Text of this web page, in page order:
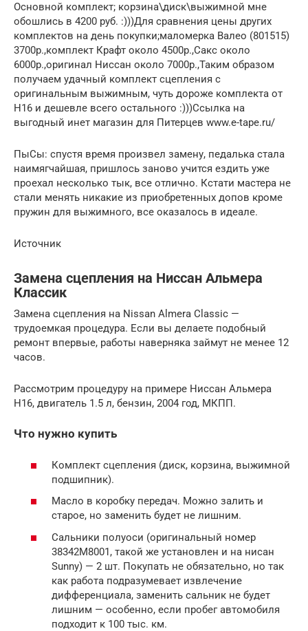
Основной комплект; корзина\диск\выжимной мне
обошлись в 4200 руб. :)))Для сравнения цены других
комплектов на день покупки;маломерка Валео (801515)
3700р.,комплект Крафт около 4500р.,Сакс около
6000р.,оригинал Ниссан около 7000р.,Таким образом
получаем удачный комплект сцепления с
оригинальным выжимным, чуть дороже комплекта от
Н16 и дешевле всего остального :)))Ссылка на
выгодный инет магазин для Питерцев www.e-tape.ru/
ПыСы: спустя время произвел замену, педалька стала
наимягчайшая, пришлось заново учится ездить уже
проехал несколько тык, все отлично. Кстати мастера не
стали менять никакие из приобретенных допов кроме
пружин для выжимного, все оказалось в идеале.
Источник
Замена сцепления на Ниссан Альмера
Классик
Замена сцепления на Nissan Almera Classic —
трудоемкая процедура. Если вы делаете подобный
ремонт впервые, работы наверняка займут не менее 12
часов.
Рассмотрим процедуру на примере Ниссан Альмера
Н16, двигатель 1.5 л, бензин, 2004 год, МКПП.
Что нужно купить
Комплект сцепления (диск, корзина, выжимной
подшипник).
Масло в коробку передач. Можно залить и
старое, но заменить будет не лишним.
Сальники полуоси (оригинальный номер
38342M8001, такой же установлен и на нисан
Sunny) — 2 шт. Покупать не обязательно, но так
как работа подразумевает извлечение
дифференциала, заменить сальник не будет
лишним — особенно, если пробег автомобиля
подходит к 100 тыс. км.